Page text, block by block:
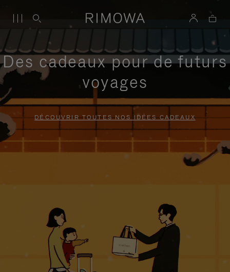
Des cadeaux pour de futurs
voyages
DÉCOUVRIR TOUTES NOS IDÉES CADEAUX